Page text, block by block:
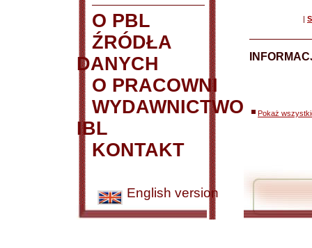
O PBL
ŹRÓDŁA
DANYCH
O PRACOWNI
WYDAWNICTWO
IBL
KONTAKT
English version
|
Pokaż